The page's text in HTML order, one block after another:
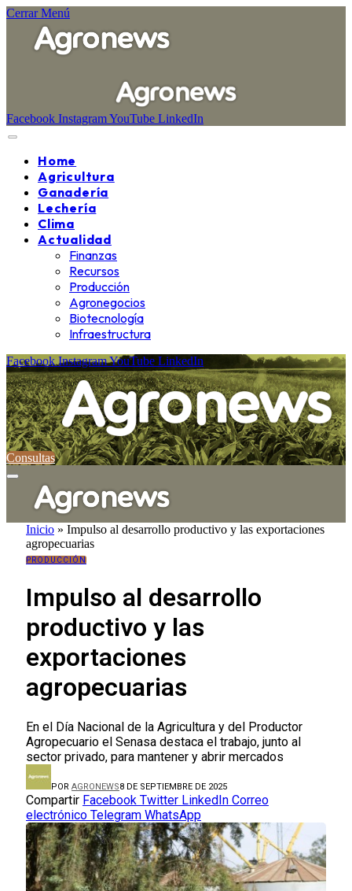
Cerrar Menú
Facebook InstagramYouTube LinkedIn
Home
Agricultura
Ganadería
Lechería
Clima
Actualidad
Finanzas
Recursos
Producción
Agronegocios
Biotecnología
Infraestructura
Facebook InstagramYouTube LinkedIn
Consultas
Inicio » Impulso al desarrollo productivo y las exportaciones
agropecuarias
PRODUCCIÓN
Impulso al desarrollo
productivo y las
exportaciones
agropecuarias
En el Día Nacional de la Agricultura y del Productor
Agropecuario el Senasa destaca el trabajo, junto al
sector privado, para mantener y abrir mercados
POR AGRONEWS8 DE SEPTIEMBRE DE 2025
Compartir Facebook Twitter LinkedIn Correo
electrónico Telegram WhatsApp